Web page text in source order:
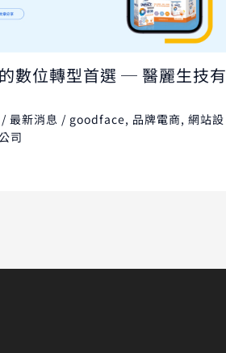
數位轉型首選 ─ 醫麗生技有
/ 最新消息 / goodface, 品牌電商, 網站設
司